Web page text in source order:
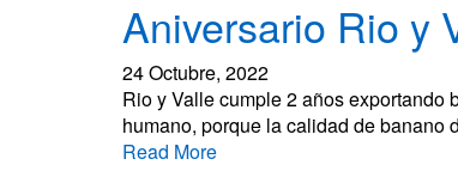
Aniversario Rio y
24 Octubre, 2022
Rio y Valle cumple 2 años exportando
humano, porque la calidad de banano
Read More